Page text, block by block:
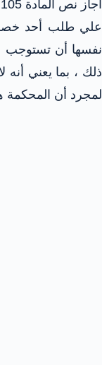
علي طلب أحد
نفسها أن تستوجب
ذلك ، بما يعني
لمجرد أن المحكمة